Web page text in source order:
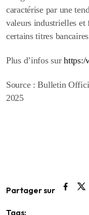
caractérise par une
valeurs industrielles et
certains titres
Plus d’infos surhttps:/
Source : Bulletin
2025
Partager sur
Tags: